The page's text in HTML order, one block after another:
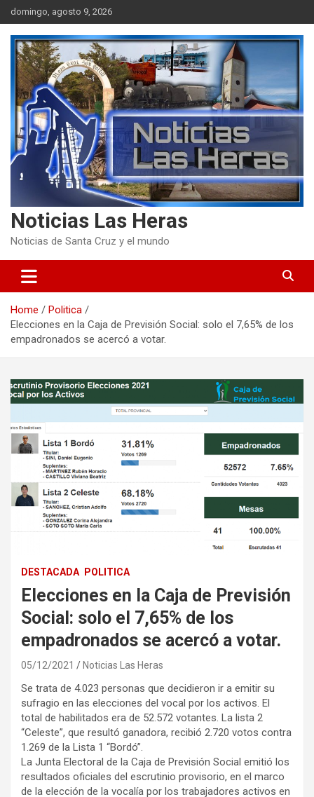
Skip
to
content
domingo, agosto 9, 2026
Noticias Las Heras
Noticias de Santa Cruz y el mundo
Home
Politica
Elecciones en la Caja de Previsión Social: solo el 7,65% de los
empadronados se acercó a votar.
DESTACADA POLITICA
Elecciones en la Caja de Previsión
Social: solo el 7,65% de los
empadronados se acercó a votar.
05/12/2021 Noticias Las Heras
Se trata de 4.023 personas que decidieron ir a emitir su
sufragio en las elecciones del vocal por los activos. El
total de habilitados era de 52.572 votantes. La lista 2
“Celeste”, que resultó ganadora, recibió 2.720 votos contra
1.269 de la Lista 1 “Bordó”.
La Junta Electoral de la Caja de Previsión Social emitió los
resultados oficiales del escrutinio provisorio, en el marco
de la elección de la vocalía por los trabajadores activos en